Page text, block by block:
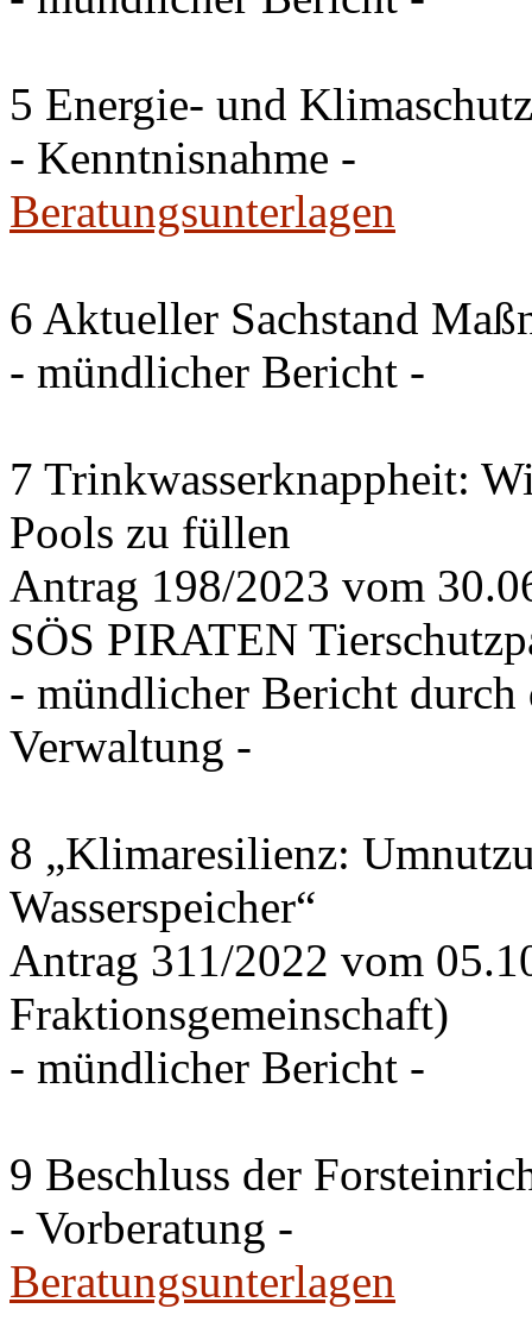
5 Energie- und
- Kenntnisnahme -
Beratungsunterlagen
6 Aktueller Sachstand
- mündlicher Bericht -
7 Trinkwasserknappheit:
Pools zu füllen
Antrag 198/2023 vom
SÖS PIRATEN
- mündlicher Bericht
Verwaltung -
8 „Klimaresilienz:
Wasserspeicher“
Antrag 311/2022 vom
Fraktionsgemeinschaft)
- mündlicher Bericht -
9 Beschluss der
- Vorberatung -
Beratungsunterlagen